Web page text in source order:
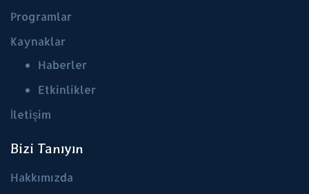
Programlar
Kaynaklar
Haberler
Etkinlikler
İletişim
Bizi Tanıyın
Hakkımızda